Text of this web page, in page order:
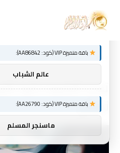
Home
»تتجه التقنية ذاتية القيادة في
تتجه التقنية ذاتية
نيسان
توصيات :
باقة متميزة VIP (كود: AA86842):
عالم الشباب
باقة متميزة VIP (كود: AA26790):
ماسنجر المسلم